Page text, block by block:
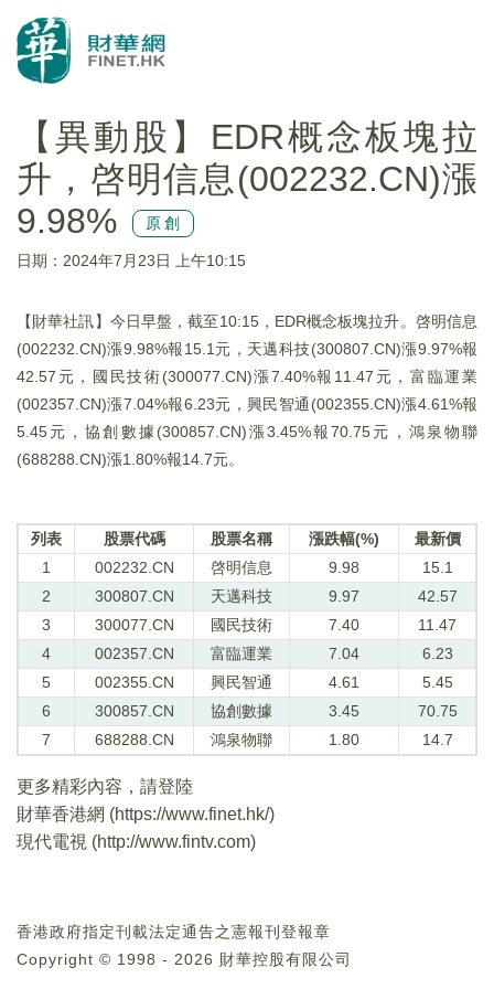
【異動股】EDR概念板塊拉
升，啓明信息(002232.CN)漲
9.98%
原創
日期：2024年7月23日 上午10:15
【財華社訊】今日早盤，截至10:15，EDR概念板塊拉升。啓明信息
(002232.CN)漲9.98%報15.1元，天邁科技(300807.CN)漲9.97%報
42.57元，國民技術(300077.CN)漲7.40%報11.47元，富臨運業
(002357.CN)漲7.04%報6.23元，興民智通(002355.CN)漲4.61%報
5.45元，協創數據(300857.CN)漲3.45%報70.75元，鴻泉物聯
(688288.CN)漲1.80%報14.7元。
列表 股票代碼 股票名稱 漲跌幅(%)
最新價
1
002232.CN 啓明信息 9.98
15.1
2
300807.CN 天邁科技 9.97
42.57
3
300077.CN 國民技術 7.40
11.47
4
002357.CN 富臨運業 7.04
6.23
5
002355.CN 興民智通 4.61
5.45
6
300857.CN 協創數據 3.45
70.75
7
688288.CN 鴻泉物聯 1.80 14.7
更多精彩內容，請登陸
財華香港網 (https://www.finet.hk/)
現代電視 (http://www.fintv.com)
香港政府指定刊載法定通告之憲報刊登報章
Copyright © 1998 - 2026 財華控股有限公司